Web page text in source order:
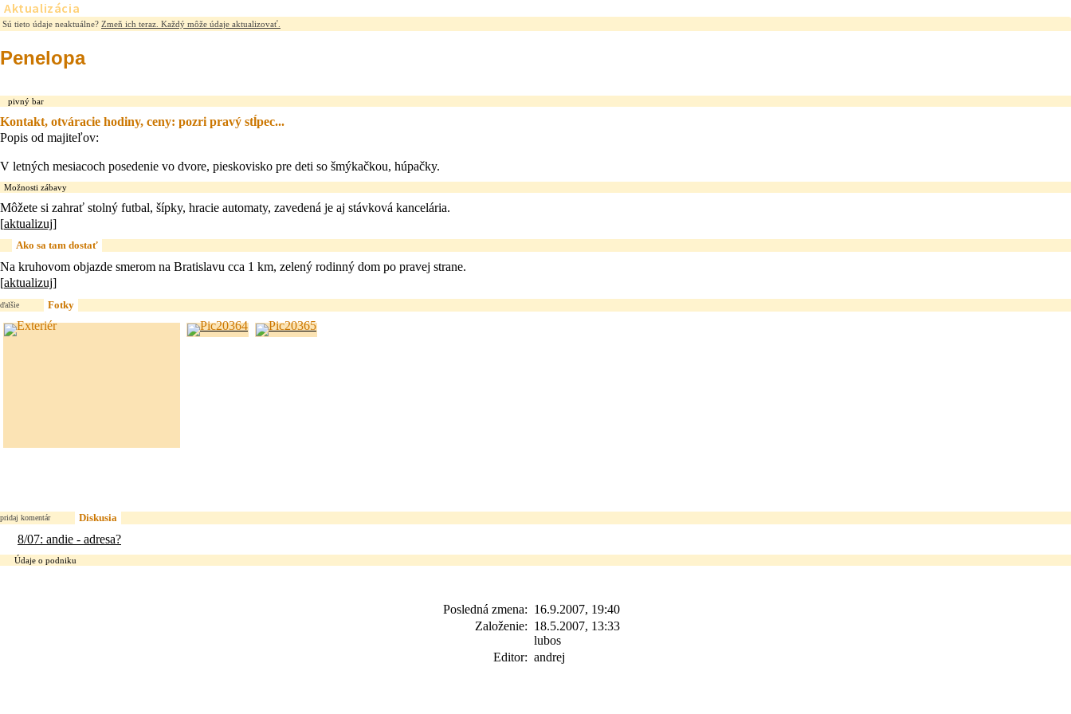
Aktualizácia
Sú tieto údaje neaktuálne? Zmeň ich teraz. Každý môže údaje aktualizovať.
Penelopa
pivný bar
Kontakt, otváracie hodiny, ceny: pozri pravý stĺpec...
Popis od majiteľov:
V letných mesiacoch posedenie vo dvore, pieskovisko pre deti so šmýkačkou, húpačky.
Možnosti zábavy
Môžete si zahrať stolný futbal, šípky, hracie automaty, zavedená je aj stávková kancelária.
[aktualizuj]
Ako sa tam dostať
Na kruhovom objazde smerom na Bratislavu cca 1 km, zelený rodinný dom po pravej strane.
[aktualizuj]
ďalšie Fotky
pridaj komentár Diskusia
8/07: andie - adresa?
Údaje o podniku
Posledná zmena: 16.9.2007, 19:40
Založenie: 18.5.2007, 13:33
lubos
Editor: andrej